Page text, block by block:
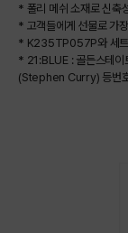
* 폴리 메쉬 소재로 신축
* 고객들에게 선물로 가
* K235TP057P와 세
* 21:BLUE : 골든스테
(Stephen Curry) 등번